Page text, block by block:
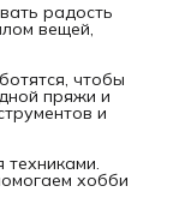
радость
вещей,
чтобы
пряжи и
и
хобби